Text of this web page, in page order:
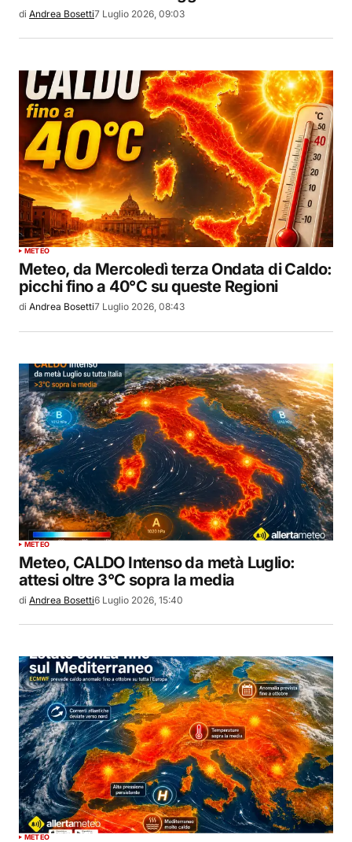
di Andrea Bosetti7 Luglio 2026, 09:03
METEO
Meteo, da Mercoledì terza Ondata di Caldo:
picchi fino a 40°C su queste Regioni
di Andrea Bosetti7 Luglio 2026, 08:43
METEO
Meteo, CALDO Intenso da metà Luglio:
attesi oltre 3°C sopra la media
di Andrea Bosetti6 Luglio 2026, 15:40
METEO